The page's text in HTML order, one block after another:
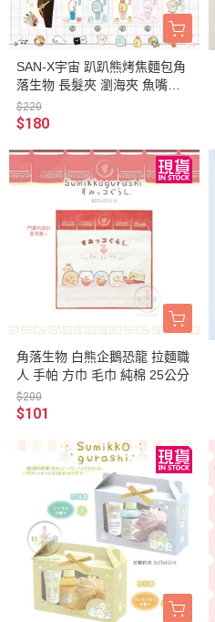
SAN-X宇宙 趴趴熊烤焦麵包角
落生物 長髮夾 瀏海夾 魚嘴夾 1
0選1 日本製
$220
$180
角落生物 白熊企鵝恐龍 拉麵職
人 手帕 方巾 毛巾 純棉 25公分
$200
$101